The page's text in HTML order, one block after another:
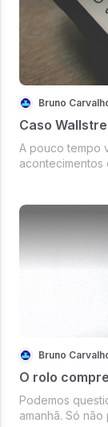
Bruno
Caso
A pouco tempo
acontecimentos
atenção do
Bruno
O rolo
Podemos
amanhã. Só